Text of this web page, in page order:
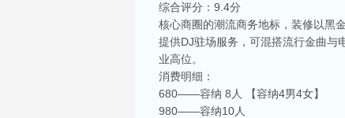
综合评分：9.4分
核心商圈的潮流商务地标，装修以黑
提供DJ驻场服务，可混搭流行金曲与
业高位。
消费明细：
680——容纳 8人 【容纳4男4女】
980——容纳10人